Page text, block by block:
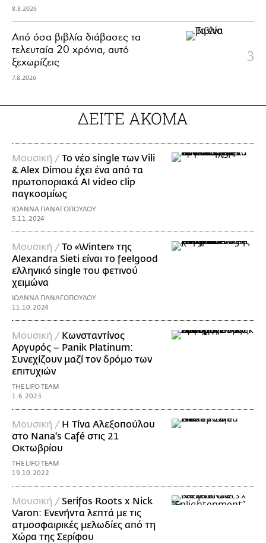
8.8.2026
Από όσα βιβλία διάβασες τα
τελευταία 20 χρόνια, αυτό
ξεχωρίζεις
7.8.2026
ΔΕΙΤΕ ΑΚΟΜΑ
Μουσική /Το νέο single των Vili
& Alex Dimou έχει ένα από τα
πρωτοποριακά AI video clip
παγκοσμίως
ΙΩΑΝΝΑ ΠΑΝΑΓΟΠΟΥΛΟΥ
5.11.2024
Μουσική /Το «Winter» της
Alexandra Sieti είναι το feelgood
ελληνικό single του φετινού
χειμώνα
ΙΩΑΝΝΑ ΠΑΝΑΓΟΠΟΥΛΟΥ
11.10.2024
Μουσική / Κωνσταντίνος
Αργυρός – Panik Platinum:
Συνεχίζουν μαζί τον δρόμο των
επιτυχιών
THE LIFO TEAM
1.6.2023
Μουσική / Η Τίνα Αλεξοπούλου
στο Nana's Café στις 21
Οκτωβρίου
THE LIFO TEAM
19.10.2022
Μουσική / Serifos Roots x Nick
Varon: Ενενήντα λεπτά με τις
ατμοσφαιρικές μελωδίες από τη
Χώρα της Σερίφου